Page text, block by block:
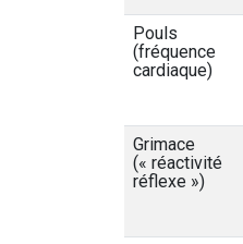
Pouls
(fréquence
cardiaque)
Grimace
(« réactivité
réflexe »)